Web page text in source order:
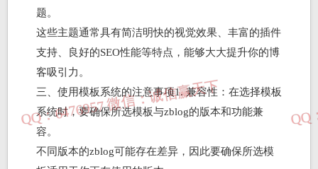
题。
这些主题通常具有简洁明快的视觉效果、丰富的插件
支持、良好的SEO性能等特点，能够大大提升你的博
客吸引力。
三、使用模板系统的注意事项1. 兼容性：在选择模板
系统时，要确保所选模板与zblog的版本和功能兼
容。
不同版本的zblog可能存在差异，因此要确保所选模